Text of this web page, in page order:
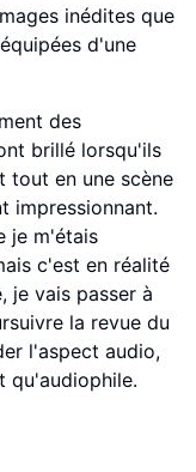
inédites que
d'une
des
brillé lorsqu'ils
tout en une scène
impressionnant.
je m'étais
c'est en réalité
je vais passer à
la revue du
l'aspect audio,
qu'audiophile.